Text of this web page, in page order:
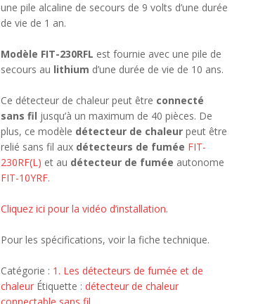
une pile alcaline de secours de 9 volts d’une durée
de vie de 1 an.
Modèle FIT-230RFL est fournie avec une pile de
secours au lithium d’une durée de vie de 10 ans.
Ce détecteur de chaleur peut être connecté
sans fil jusqu’à un maximum de 40 pièces. De
plus, ce modèle détecteur de chaleurpeut être
relié sans fil aux détecteurs de fumée FIT-
230RF(L) et au détecteur de fumée autonome
FIT-10YRF.
Cliquez ici pour la vidéo d’installation.
Pour les spécifications, voir la fiche technique.
Catégorie : 1. Les détecteurs de fumée et de
chaleur Étiquette : détecteur de chaleur